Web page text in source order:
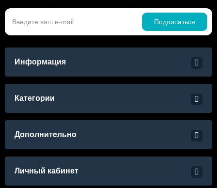
Подписаться
Информация
Категории
Дополнительно
Личный кабинет